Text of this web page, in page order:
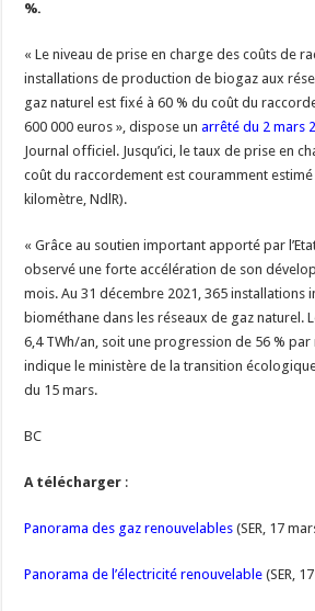
%.
« Le niveau de prise en charge des coûts de
installations de production de biogaz aux
gaz naturel est fixé à 60 % du coût du
600 000 euros », dispose unarrêté du 2 mars
Journal officiel. Jusqu’ici, le taux de prise en
coût du raccordement est couramment estimé
kilomètre, NdlR).
« Grâce au soutien important apporté par
observé une forte accélération de son
mois. Au 31 décembre 2021, 365 installations
biométhane dans les réseaux de gaz naturel.
6,4 TWh/an, soit une progression de 56 %
indique le ministère de la transition
du 15 mars.
BC
A télécharger :
Panorama des gaz renouvelables (SER, 17
Panorama de l’électricité renouvelable (SER,